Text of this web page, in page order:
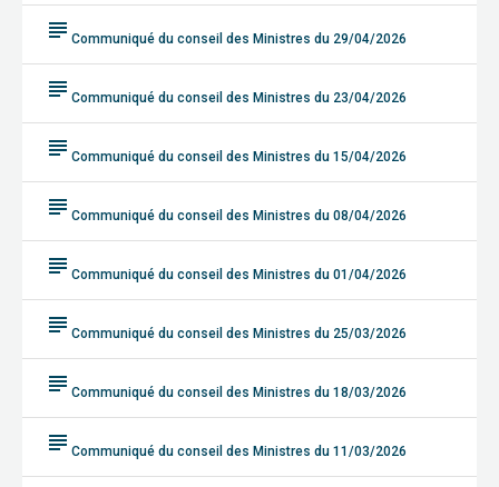
subject Communiqué du conseil des Ministres du 29/04/2026
subject Communiqué du conseil des Ministres du 23/04/2026
subject Communiqué du conseil des Ministres du 15/04/2026
subject Communiqué du conseil des Ministres du 08/04/2026
subject Communiqué du conseil des Ministres du 01/04/2026
subject Communiqué du conseil des Ministres du 25/03/2026
subject Communiqué du conseil des Ministres du 18/03/2026
subject Communiqué du conseil des Ministres du 11/03/2026